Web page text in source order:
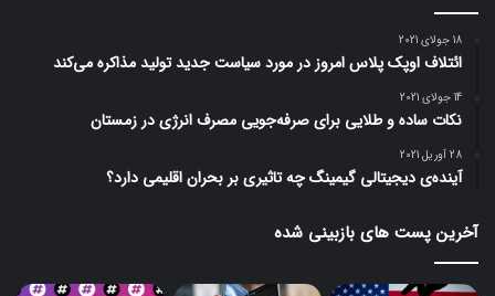
18 جولای 2021
ائتلاف اوپک پلاس امروز در مورد سیاست جدید تولید مذاکره می‌کند
14 جولای 2021
نکات ساده و طلایی برای صرفه‌جویی مصرف انرژی در زمستان
28 آوریل 2021
آینده‌ی دیجیتالی گیمینگ چه تاثیری بر بحران اقلیمی دارد؟
آخرین پست های بازبینی شده